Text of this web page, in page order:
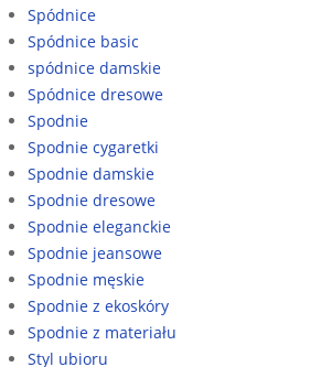
Spódnice
Spódnice basic
spódnice damskie
Spódnice dresowe
Spodnie
Spodnie cygaretki
Spodnie damskie
Spodnie dresowe
Spodnie eleganckie
Spodnie jeansowe
Spodnie męskie
Spodnie z ekoskóry
Spodnie z materiału
Styl ubioru